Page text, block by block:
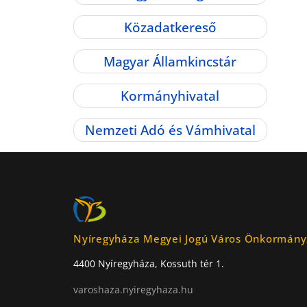
Közadatkereső
Magyar Államkincstár
Kormányhivatal
Nemzeti Adó és Vámhivatal
Nyíregyháza Megyei Jogú Város
4400 Nyíregyháza, Kossuth tér 1.
varoshaza.nyiregyhaza.hu